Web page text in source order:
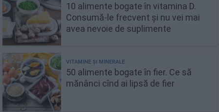
10 alimente bogate în vitamina D.
Consumă-le frecvent și nu vei mai
avea nevoie de suplimente
50 alimente bogate în fier. Ce să
mănânci cînd ai lipsă de fier